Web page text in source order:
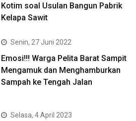
Kotim soal Usulan Bangun Pabrik
Kelapa Sawit
Senin, 27 Juni 2022
Emosi!!! Warga Pelita Barat Sampit
Mengamuk dan Menghamburkan
Sampah ke Tengah Jalan
Selasa, 4 April 2023